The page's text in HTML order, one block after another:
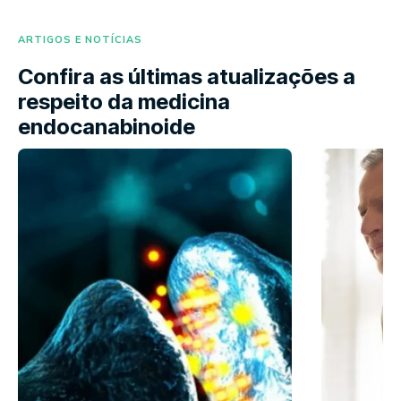
ARTIGOS E NOTÍCIAS
Confira as últimas atualizações a
respeito da medicina
endocanabinoide